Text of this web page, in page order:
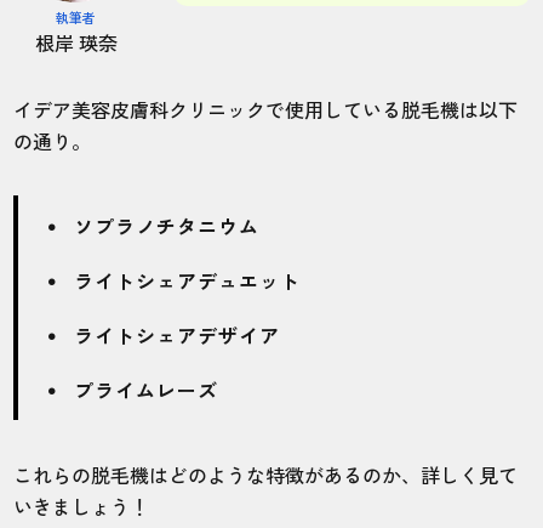
執筆者
根岸 瑛奈
イデア美容皮膚科クリニックで使用している脱毛機は以下
の通り。
ソプラノチタニウム
ライトシェアデュエット
ライトシェアデザイア
プライムレーズ
これらの脱毛機はどのような特徴があるのか、詳しく見て
いきましょう！